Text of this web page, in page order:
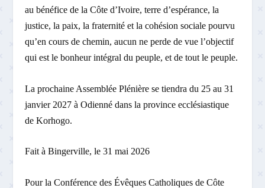
au bénéfice de la Côte d’Ivoire, terre d’espérance, la
justice, la paix, la fraternité et la cohésion sociale pourvu
qu’en cours de chemin, aucun ne perde de vue l’objectif
qui est le bonheur intégral du peuple, et de tout le peuple.
La prochaine Assemblée Plénière se tiendra du 25 au 31
janvier 2027 à Odienné dans la province ecclésiastique
de Korhogo.
Fait à Bingerville, le 31 mai 2026
Pour la Conférence des Évêques Catholiques de Côte